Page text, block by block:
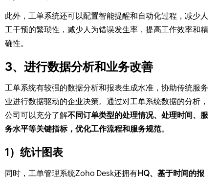
此外，工单系统还可以配置智能提醒和自动化过程，减少人
工干预的繁琐性，减少人为错误发生率，提高工作效率和精
确性。
3、进行数据分析和业务改善
工单系统有较强的数据分析和报表生成水准，协助传统服务
业进行数据驱动的企业决策。通过对工单系统数据的分析，
公司可以充分了解不同订单类型的处理情况、处理时间、服
务水平等关键指标，优化工作流程和服务规范。
1）统计图表
同时，工单管理系统Zoho Desk还拥有HQ、基于时间的报